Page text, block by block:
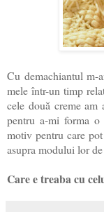
Cu demachiantul m-
mele într-un timp
cele două creme
pentru a-mi forma
motiv pentru care
asupra modului lor
Care e treaba cu